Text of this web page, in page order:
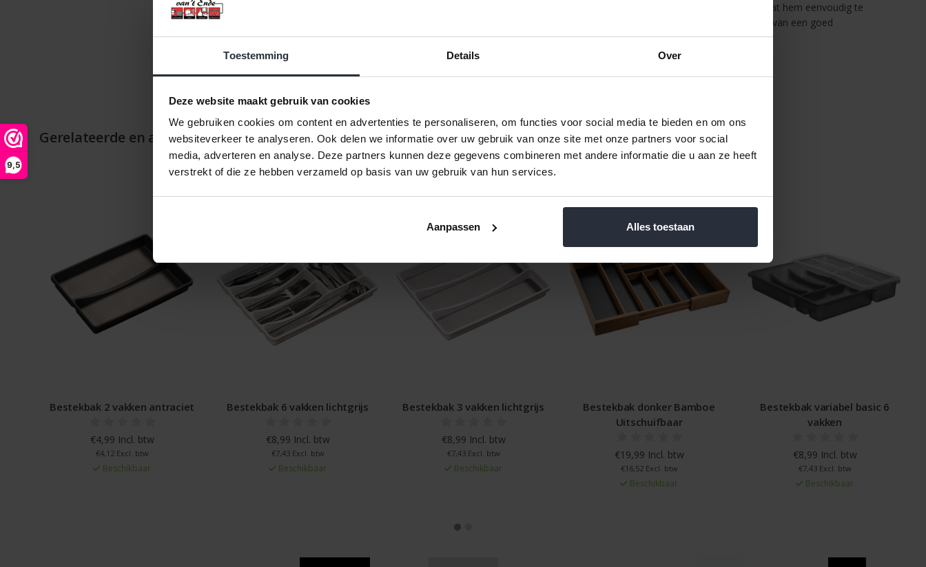
Toestemming Details Over
Deze website maakt gebruik van cookies
We gebruiken cookies om content en advertenties te personaliseren, om functies voor social media te bieden en om ons
websiteverkeer te analyseren. Ook delen we informatie over uw gebruik van onze site met onze partners voor social
media, adverteren en analyse. Deze partners kunnen deze gegevens combineren met andere informatie die u aan ze heeft
verstrekt of die ze hebben verzameld op basis van uw gebruik van hun services.
Aanpassen Alles toestaan
9,5
De bestekbak is ruimtebesparend en vaatwasmachinebestendig, wat hem eenvoudig te
reinigen maakt. Maak een einde aan de chaos in je lades en geniet van een goed
georganiseerde keuken met de Kesper bestekbak.
Afmetingen: 32,3 x 29,5 x 4,5 cm (LxBxH)
Materiaal: Kunststof (PP)
Gerelateerde en alternatieve producten
Bestekbak 2 vakken antraciet
€4,99 Incl. btw
€4,12 Excl. btw
Beschikbaar
Bestekbak 6 vakken lichtgrijs
€8,99 Incl. btw
€7,43 Excl. btw
Beschikbaar
Bestekbak 3 vakken lichtgrijs
€8,99 Incl. btw
€7,43 Excl. btw
Beschikbaar
Bestekbak donker Bamboe
Uitschuifbaar
€19,99 Incl. btw
€16,52 Excl. btw
Beschikbaar
Bestekbak variabel basic 6
vakken
€8,99 Incl. btw
€7,43 Excl. btw
Beschikbaar